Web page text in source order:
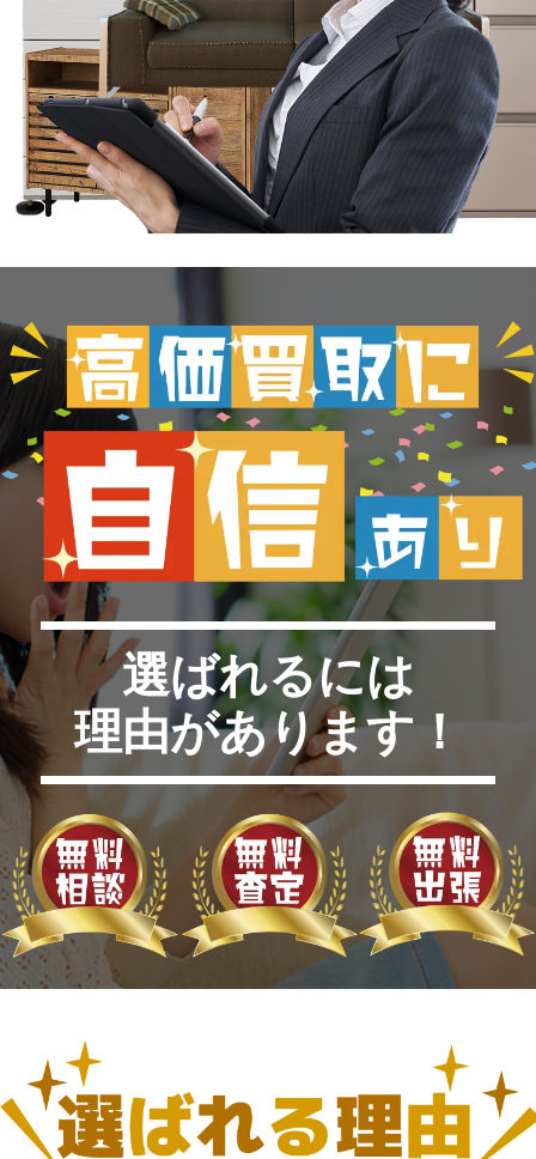
選ばれるには
理由があります！